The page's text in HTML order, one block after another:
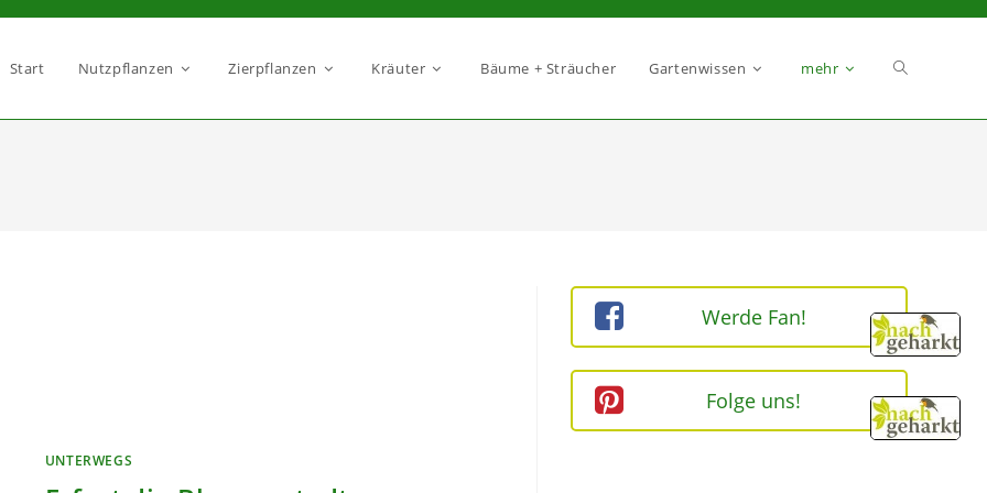
Start Nutzpflanzen Zierpflanzen Kräuter Bäume + Sträucher Gartenwissen mehr
UNTERWEGS
Werde Fan!
Folge uns!